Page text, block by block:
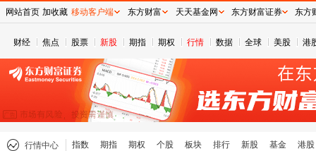
财经 焦点 股票 新股 期指 期权 行情 数据 全球 美股 港
行情中心 指数 期指 期权 个股 板块 排行 新股 基金 港股
网站首页 加收藏 移动客户端 东方财富 天天基金网 东方财富证券 东方